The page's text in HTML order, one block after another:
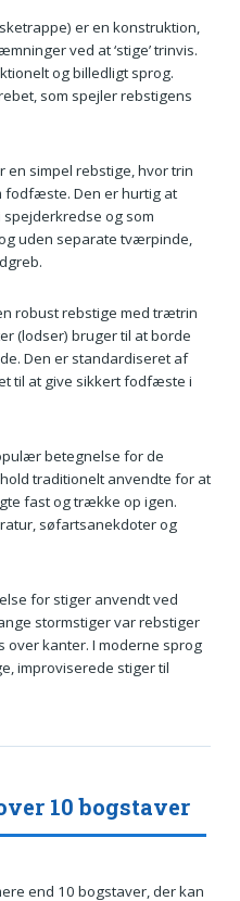
er en konstruktion,
ved at ‘stige’ trinvis.
og billedligt sprog.
som spejler rebstigens
en simpel rebstige, hvor trin
fodfæste. Den er hurtig at
og som
uden separate tværpinde,
robust rebstige med trætrin
(lodser) bruger til at borde
Den er standardiseret af
til at give sikkert fodfæste i
betegnelse for de
traditionelt anvendte for at
fast og trække op igen.
søfartsanekdoter og
for stiger anvendt ved
stormstiger var rebstiger
kanter. I moderne sprog
improviserede stiger til
10 bogstaver
end 10 bogstaver, der kan